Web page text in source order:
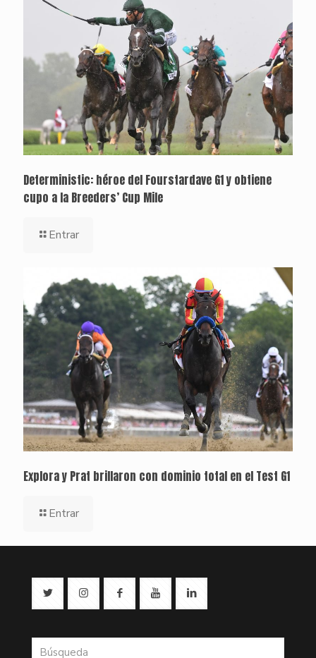
Deterministic: héroe del Fourstardave G1 y obtiene
cupo a la Breeders’ Cup Mile
Entrar
Explora y Prat brillaron con dominio total en el Test G1
Entrar